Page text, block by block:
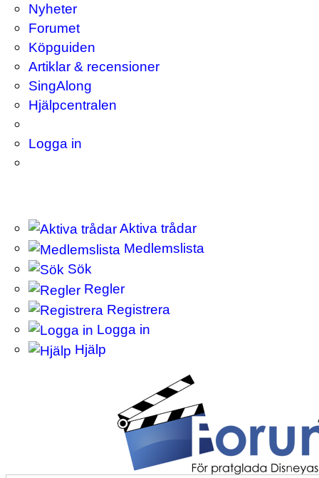
Nyheter
Forumet
Köpguiden
Artiklar & recensioner
SingAlong
Hjälpcentralen
Logga in
Aktiva trådar
Medlemslista
Sök
Regler
Registrera
Logga in
Hjälp